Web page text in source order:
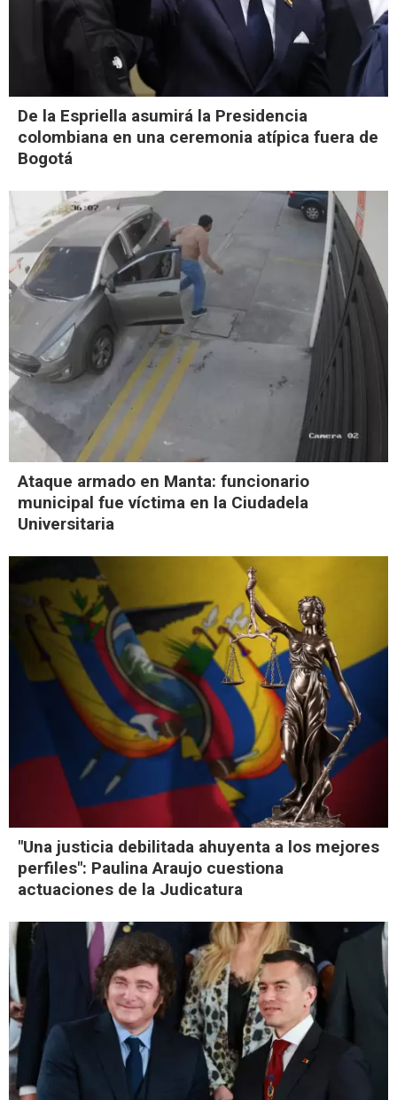
De la Espriella asumirá la Presidencia
colombiana en una ceremonia atípica fuera de
Bogotá
Ataque armado en Manta: funcionario
municipal fue víctima en la Ciudadela
Universitaria
"Una justicia debilitada ahuyenta a los mejores
perfiles": Paulina Araujo cuestiona
actuaciones de la Judicatura